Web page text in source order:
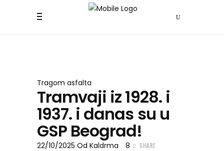
Tragom asfalta
Tramvaji iz 1928. i
1937. i danas su u
GSP Beograd!
22/10/2025 Od Kaldrma 8 SHARE